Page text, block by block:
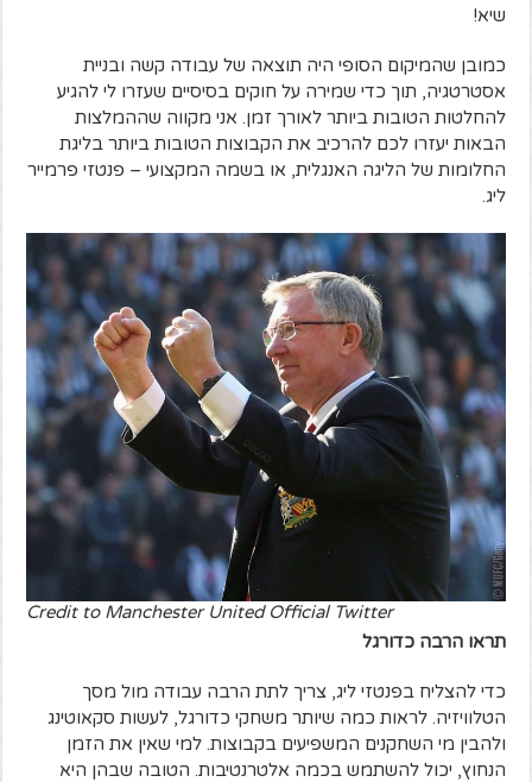
שיא!
כמובן שהמיקום הסופי היה תוצאה של עבודה קשה ובניית
אסטרטגיה, תוך כדי שמירה על חוקים בסיסיים שעזרו לי להגיע
להחלטות הטובות ביותר לאורך זמן. אני מקווה שההמלצות
הבאות יעזרו לכם להרכיב את הקבוצות הטובות ביותר בליגת
החלומות של הליגה האנגלית, או בשמה המקצועי – פנטזי פרמייר
ליג.
Credit to Manchester United Official Twitter
תראו הרבה כדורגל
כדי להצליח בפנטזי ליג, צריך לתת הרבה עבודה מול מסך
הטלוויזיה. לראות כמה שיותר משחקי כדורגל, לעשות סקאוטינג
ולהבין מי השחקנים המשפיעים בקבוצות. למי שאין את הזמן
הנחוץ, יכול להשתמש בכמה אלטרנטיבות. הטובה שבהן היא